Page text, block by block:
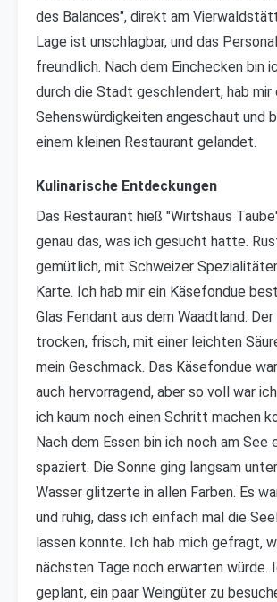
des Balances", direkt am
Lage ist unschlagbar, und das
freundlich. Nach dem Einchecken bin
durch die Stadt geschlendert, hab mir
Sehenswürdigkeiten angeschaut und
einem kleinen Restaurant gelandet.
Kulinarische Entdeckungen
Das Restaurant hieß "Wirtshaus
genau das, was ich gesucht hatte.
gemütlich, mit Schweizer
Karte. Ich hab mir ein Käsefondue
Glas Fendant aus dem Waadtland.
trocken, frisch, mit einer leichten
mein Geschmack. Das Käsefondue
auch hervorragend, aber so voll war
ich kaum noch einen Schritt machen
Nach dem Essen bin ich noch am See
spaziert. Die Sonne ging langsam
Wasser glitzerte in allen Farben. Es
und ruhig, dass ich einfach mal die
lassen konnte. Ich hab mich gefragt,
nächsten Tage noch erwarten würde.
geplant, ein paar Weingüter zu